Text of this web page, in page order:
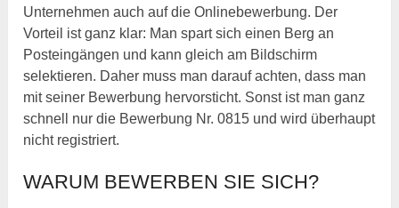
Unternehmen auch auf die Onlinebewerbung. Der
Vorteil ist ganz klar: Man spart sich einen Berg an
Posteingängen und kann gleich am Bildschirm
selektieren. Daher muss man darauf achten, dass man
mit seiner Bewerbung hervorsticht. Sonst ist man ganz
schnell nur die Bewerbung Nr. 0815 und wird überhaupt
nicht registriert.
WARUM BEWERBEN SIE SICH?